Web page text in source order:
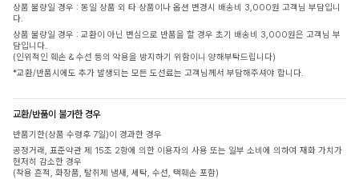
상품 불량일 경우 : 동일 상품 외 타 상품이나 옵션 변경시 배송비 3,000원 고객님 부담입니
다.
상품 불량일 경우 : 교환이 아닌 변심으로 반품을 할 경우 초기 배송비 3,000원은 고객님 부
담입니다.
(인위적인 훼손 & 수선 등의 악용을 방지하기 위함이니 양해부탁드립니다)
*교환/반품시에도 추가 발생되는 모든 도선료는 고객님께서 부담해주셔야 합니다.
교환/반품이 불가한 경우
반품기한(상품 수령후 7일)이 경과한 경우
공정거래, 표준약관 제 15조 2항에 의한 이용자의 사용 또는 일부 소비에 의하여 재화 가치가
현저히 감소한 경우
(착용 흔적, 화장품, 탈취제 냄새, 세탁, 수선, 택훼손 포함)